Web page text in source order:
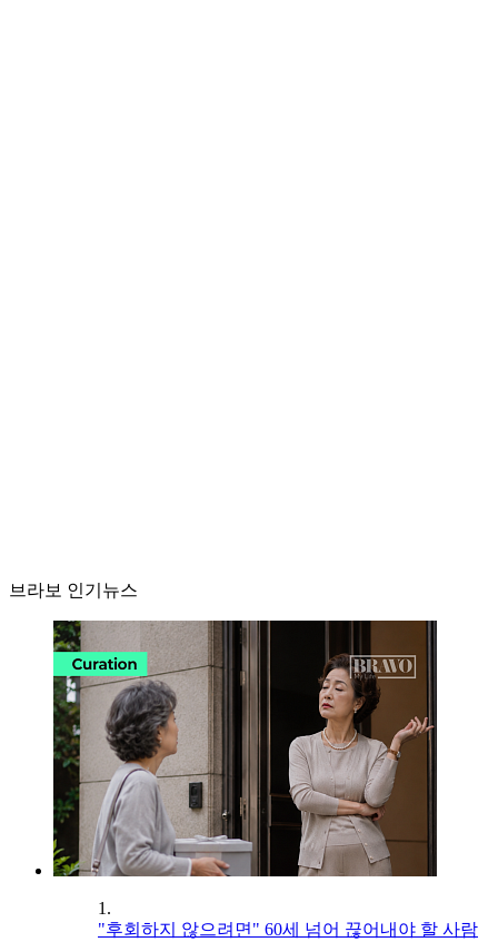
브라보 인기뉴스
1.
"후회하지 않으려면" 60세 넘어 끊어내야 할 사람